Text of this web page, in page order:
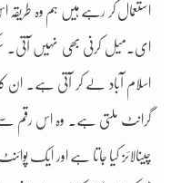
استعمال کر رہے ہیں ہم وہ طریقہ
ای۔میل کرنی بھی نہیں آتی۔
اسلام آباد لے کر آتی ہے۔ ان کا
گرانٹ ملتی ہے۔ وہ اس رقم سے
چینالائز کیا جاتا ہے اور ایک